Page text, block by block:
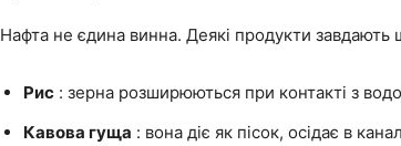
Нафта не єдина винна. Деякі продукти
Рис : зерна розширюються при контакті з
Кавова гуща : вона діє як пісок, осідає в